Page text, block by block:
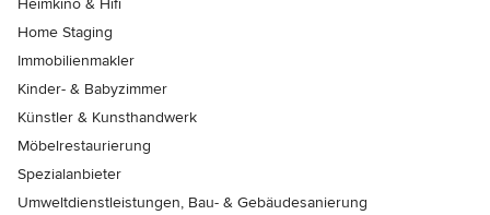
Heimkino & Hifi
Home Staging
Immobilienmakler
Kinder- & Babyzimmer
Künstler & Kunsthandwerk
Möbelrestaurierung
Spezialanbieter
Umweltdienstleistungen, Bau- & Gebäudesanierung